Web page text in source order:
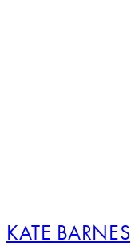
KATE BARNES